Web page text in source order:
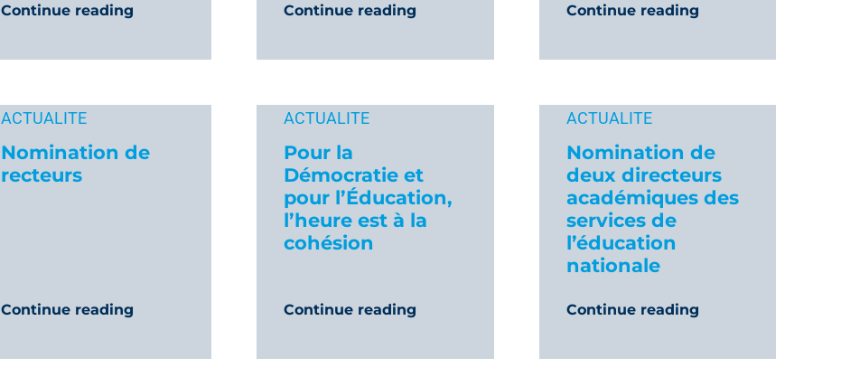
Continue reading Continue reading Continue reading
ACTUALITE
Nomination de
recteurs
Continue reading
ACTUALITE
Pour la
Démocratie et
pour l’Éducation,
l’heure est à la
cohésion
Continue reading
ACTUALITE
Nomination de
deux directeurs
académiques des
services de
l’éducation
nationale
Continue reading